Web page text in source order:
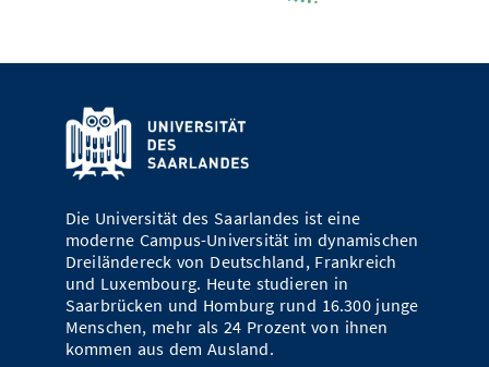
Die Universität des Saarlandes ist eine
moderne Campus-Universität im dynamischen
Dreiländereck von Deutschland, Frankreich
und Luxembourg. Heute studieren in
Saarbrücken und Homburg rund 16.300 junge
Menschen, mehr als 24 Prozent von ihnen
kommen aus dem Ausland.